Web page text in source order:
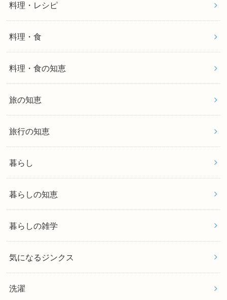
料理・レシピ
料理・食
料理・食の知恵
旅の知恵
旅行の知恵
暮らし
暮らしの知恵
暮らしの雑学
気になるジンクス
洗濯